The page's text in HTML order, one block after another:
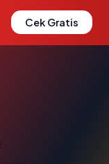
Cek Gratis